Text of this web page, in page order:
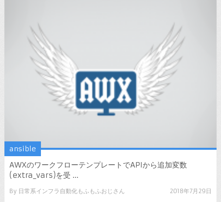
ansible
AWXのワークフローテンプレートでAPIから追加変数
(extra_vars)を受 ...
By 日常系インフラ自動化もふもふおじさん 2018年7月29日